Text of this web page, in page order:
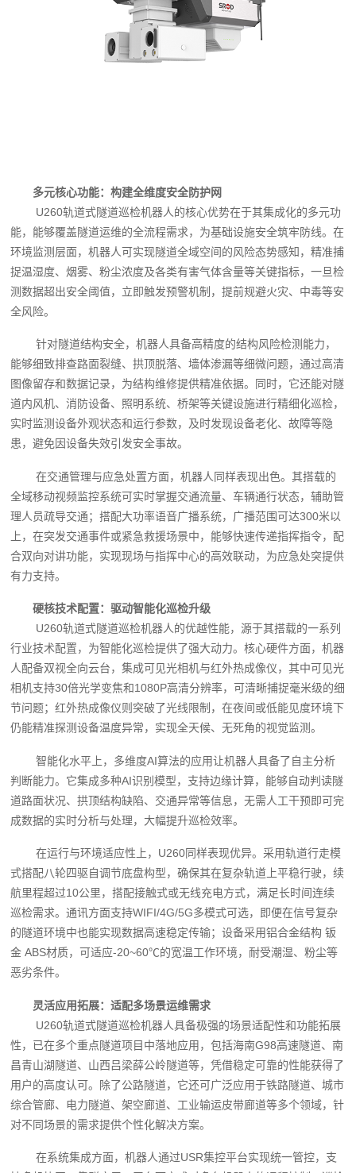
多元核心功能：构建全维度安全防护网
U260轨道式隧道巡检机器人的核心优势在于其集成化的多元功
能，能够覆盖隧道运维的全流程需求，为基础设施安全筑牢防线。在
环境监测层面，机器人可实现隧道全域空间的风险态势感知，精准捕
捉温湿度、烟雾、粉尘浓度及各类有害气体含量等关键指标，一旦检
测数据超出安全阈值，立即触发预警机制，提前规避火灾、中毒等安
全风险。
针对隧道结构安全，机器人具备高精度的结构风险检测能力，
能够细致排查路面裂缝、拱顶脱落、墙体渗漏等细微问题，通过高清
图像留存和数据记录，为结构维修提供精准依据。同时，它还能对隧
道内风机、消防设备、照明系统、桥架等关键设施进行精细化巡检，
实时监测设备外观状态和运行参数，及时发现设备老化、故障等隐
患，避免因设备失效引发安全事故。
在交通管理与应急处置方面，机器人同样表现出色。其搭载的
全域移动视频监控系统可实时掌握交通流量、车辆通行状态，辅助管
理人员疏导交通；搭配大功率语音广播系统，广播范围可达300米以
上，在突发交通事件或紧急救援场景中，能够快速传递指挥指令，配
合双向对讲功能，实现现场与指挥中心的高效联动，为应急处突提供
有力支持。
硬核技术配置：驱动智能化巡检升级
U260轨道式隧道巡检机器人的优越性能，源于其搭载的一系列
行业技术配置，为智能化巡检提供了强大动力。核心硬件方面，机器
人配备双视全向云台，集成可见光相机与红外热成像仪，其中可见光
相机支持30倍光学变焦和1080P高清分辨率，可清晰捕捉毫米级的细
节问题；红外热成像仪则突破了光线限制，在夜间或低能见度环境下
仍能精准探测设备温度异常，实现全天候、无死角的视觉监测。
智能化水平上，多维度AI算法的应用让机器人具备了自主分析
判断能力。它集成多种AI识别模型，支持边缘计算，能够自动判读隧
道路面状况、拱顶结构缺陷、交通异常等信息，无需人工干预即可完
成数据的实时分析与处理，大幅提升巡检效率。
在运行与环境适应性上，U260同样表现优异。采用轨道行走模
式搭配八轮四驱自调节底盘构型，确保其在复杂轨道上平稳行驶，续
航里程超过10公里，搭配接触式或无线充电方式，满足长时间连续
巡检需求。通讯方面支持WIFI/4G/5G多模式可选，即便在信号复杂
的隧道环境中也能实现数据高速稳定传输；设备采用铝合金结构 钣
金 ABS材质，可适应-20~60℃的宽温工作环境，耐受潮湿、粉尘等
恶劣条件。
灵活应用拓展：适配多场景运维需求
U260轨道式隧道巡检机器人具备极强的场景适配性和功能拓展
性，已在多个重点隧道项目中落地应用，包括海南G98高速隧道、南
昌青山湖隧道、山西吕梁薛公岭隧道等，凭借稳定可靠的性能获得了
用户的高度认可。除了公路隧道，它还可广泛应用于铁路隧道、城市
综合管廊、电力隧道、架空廊道、工业输运皮带廊道等多个领域，针
对不同场景的需求提供个性化解决方案。
在系统集成方面，机器人通过USR集控平台实现统一管控，支